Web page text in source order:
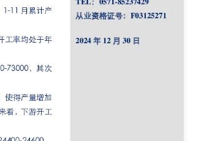
注3220元/吨附近的支撑位。后续将继续关注国内外宏
减弱，矿价震荡整理。一方面，美联储的降息让国内政
都有所减弱，加上碳元素的跌跌不休拖累铁 报告仅供
短期内，前低730-750元/吨附近成为有效支撑。后续将继
，下周预期有产线存放水预期，暂无点火出玻璃情况
地仍有赶工支撑，企业整体出货尚可，但随着元旦临
玻璃现货市场价格仍震荡偏弱。 【涤纶短纤】上周短
及下游制品利润走势相反，盘面延续成本驱动逻辑。
偏弱，芳烃美亚价差也未出现明显走强，这从最源头
区域价差华南-200给到的下边际附近，且从彭博对美国